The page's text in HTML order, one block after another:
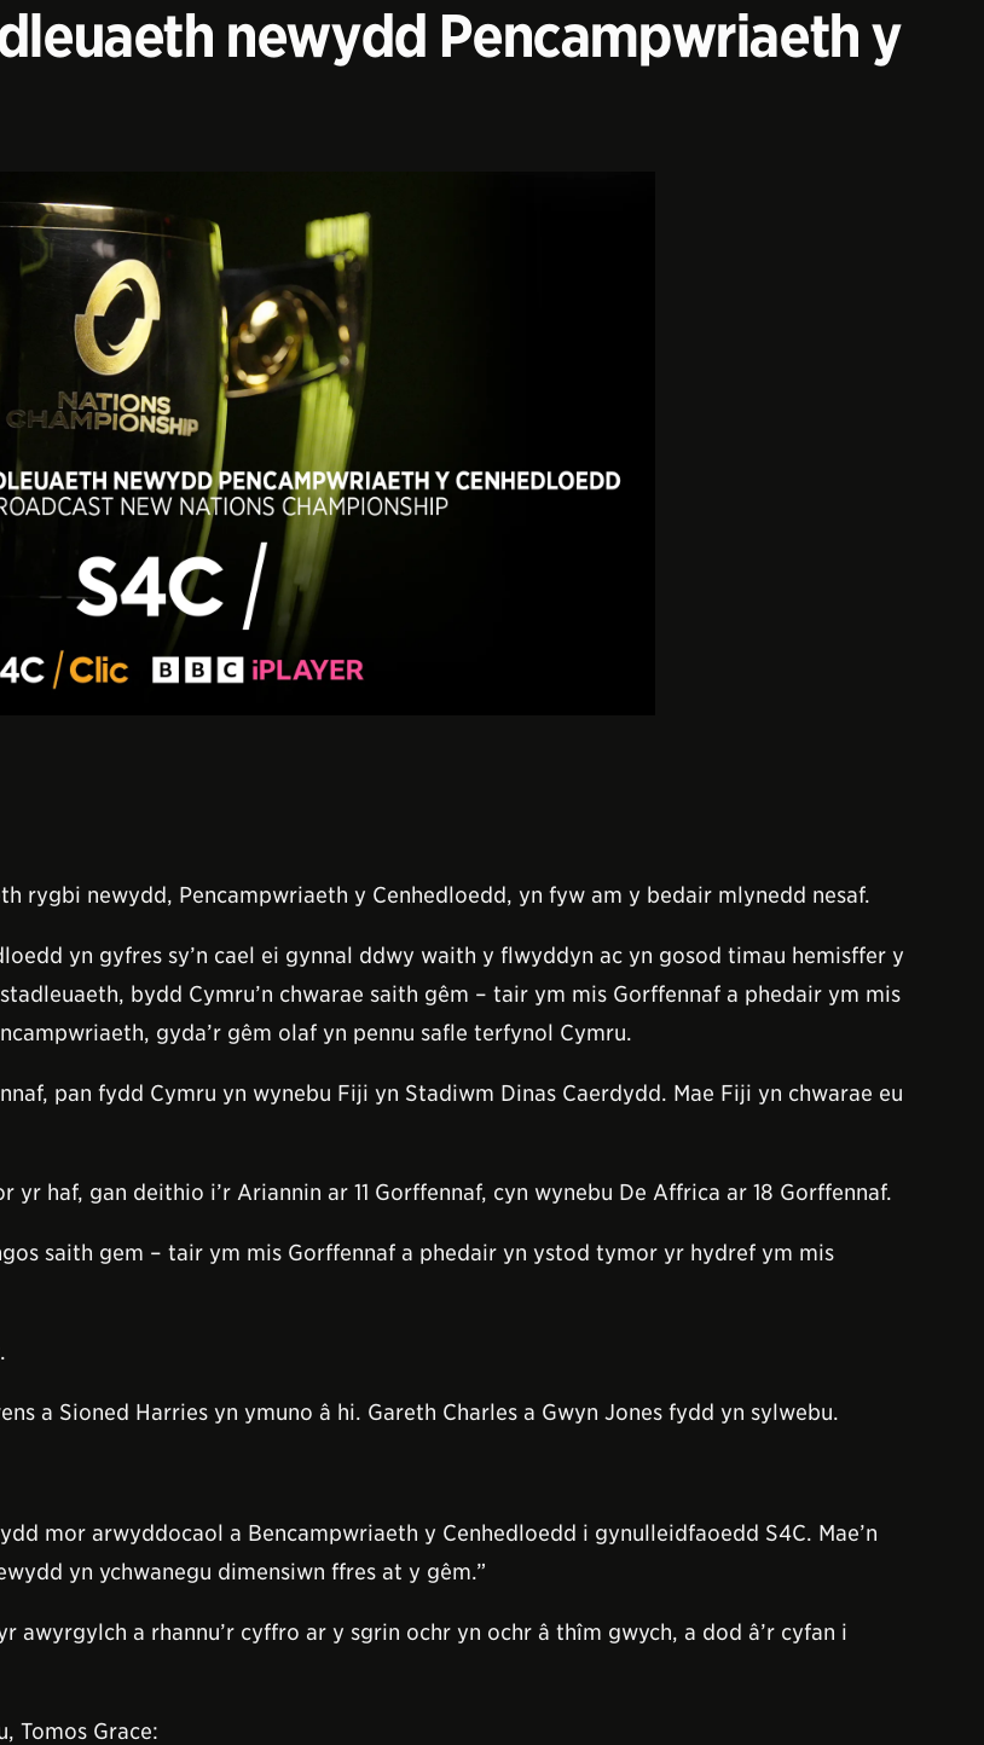
newydd Pencampwriaeth y
rygbi newydd, Pencampwriaeth y Cenhedloedd, yn fyw am y bedair mlynedd nesaf.
yn gyfres sy’n cael ei gynnal ddwy waith y flwyddyn ac yn gosod timau hemisffer y
bydd Cymru’n chwarae saith gêm – tair ym mis Gorffennaf a phedair ym mis
gyda’r gêm olaf yn pennu safle terfynol Cymru.
pan fydd Cymru yn wynebu Fiji yn Stadiwm Dinas Caerdydd. Mae Fiji yn chwarae eu
haf, gan deithio i’r Ariannin ar 11 Gorffennaf, cyn wynebu De Affrica ar 18 Gorffennaf.
saith gem – tair ym mis Gorffennaf a phedair yn ystod tymor yr hydref ym mis
a Sioned Harries yn ymuno â hi. Gareth Charles a Gwyn Jones fydd yn sylwebu.
mor arwyddocaol a Bencampwriaeth y Cenhedloedd i gynulleidfaoedd S4C. Mae’n
yn ychwanegu dimensiwn ffres at y gêm.”
awyrgylch a rhannu’r cyffro ar y sgrin ochr yn ochr â thîm gwych, a dod â’r cyfan i
Tomos Grace: